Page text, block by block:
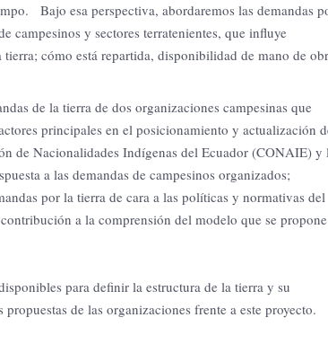
Bajo esa perspectiva, abordaremos las demandas
campesinos y sectores terratenientes, que influye
cómo está repartida, disponibilidad de mano de
de la tierra de dos organizaciones campesinas que
principales en el posicionamiento y actualización
de Nacionalidades Indígenas del Ecuador (CONAIE) y
a las demandas de campesinos organizados;
por la tierra de cara a las políticas y normativas del
a la comprensión del modelo que se propone
para definir la estructura de la tierra y su
de las organizaciones frente a este proyecto.